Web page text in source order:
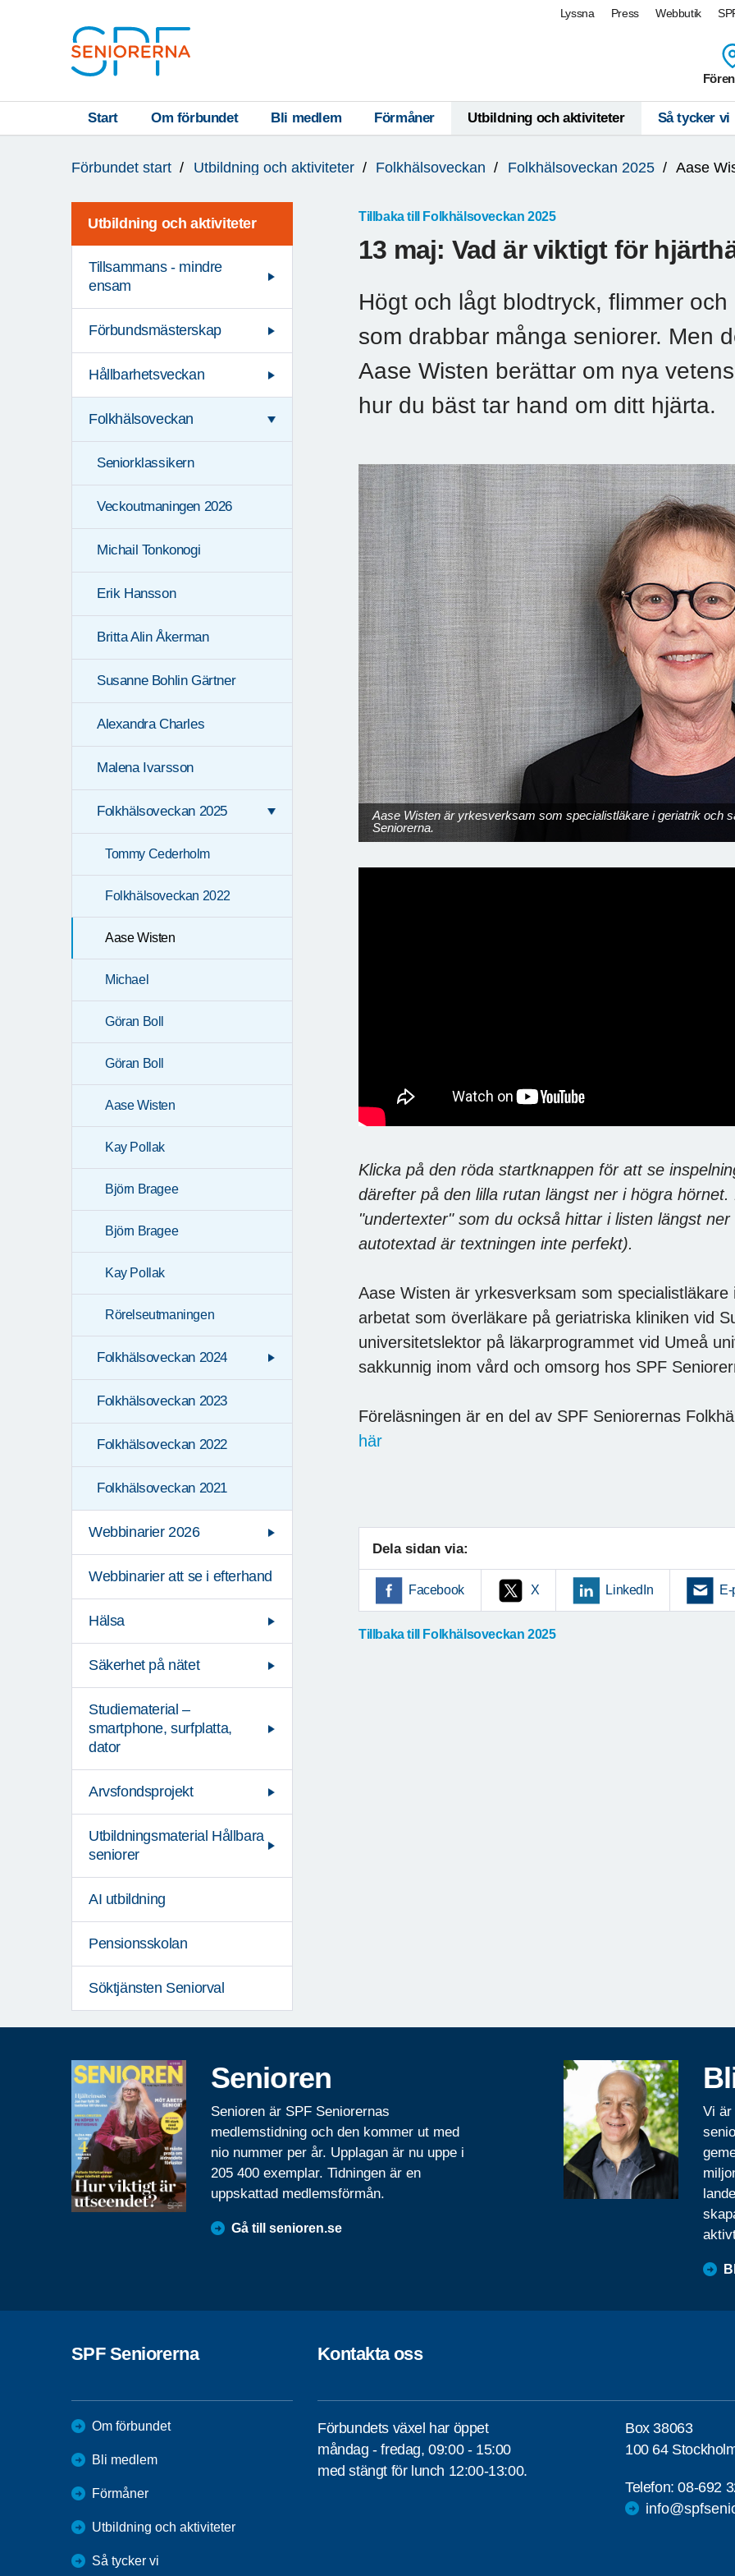
Lyssna Press Webbutik
Start Om förbundet Bli medlem Förmåner Utbildning och aktiviteter Så tycker vi
är
Förbundet start Utbildning och aktiviteter Folkhälsoveckan Folkhälsoveckan 2025 Aase
Utbildning och aktiviteter
Tillsammans - mindre
ensam
Förbundsmästerskap
Hållbarhetsveckan
Folkhälsoveckan
Seniorklassikern
Veckoutmaningen 2026
Michail Tonkonogi
Erik Hansson
Britta Alin Åkerman
Susanne Bohlin Gärtner
Alexandra Charles
Malena Ivarsson
Folkhälsoveckan 2025
Tommy Cederholm
Folkhälsoveckan 2022
Aase Wisten
Michael
Göran Boll
Göran Boll
Aase Wisten
Kay Pollak
Björn Bragee
Björn Bragee
Kay Pollak
Rörelseutmaningen
Folkhälsoveckan 2024
Folkhälsoveckan 2023
Folkhälsoveckan 2022
Folkhälsoveckan 2021
Webbinarier 2026
Webbinarier att se i efterhand
Hälsa
Säkerhet på nätet
Studiematerial –
smartphone, surfplatta,
dator
Arvsfondsprojekt
Utbildningsmaterial Hållbara
seniorer
AI utbildning
Pensionsskolan
Söktjänsten Seniorval
Tillbaka till Folkhälsoveckan 2025
13 maj: Vad är viktigt för
Högt och lågt blodtryck, flimmer
som drabbar många seniorer. Men
Aase Wisten berättar om nya
hur du bäst tar hand om ditt hjärta.
Aase Wisten är yrkesverksam som specialistläkare i geriatrik och
Seniorerna.
Klicka på den röda startknappen för att se
därefter på den lilla rutan längst ner i högra
"undertexter" som du också hittar i listen längst
autotextad är textningen inte perfekt).
Aase Wisten är yrkesverksam som
arbetat som överläkare på geriatriska kliniken vid
universitetslektor på läkarprogrammet vid Umeå
sakkunnig inom vård och omsorg hos SPF
Föreläsningen är en del av SPF Seniorernas
här
Dela sidan via:
Facebook X LinkedIn
Tillbaka till Folkhälsoveckan 2025
Senioren
Senioren är SPF Seniorernas
medlemstidning och den kommer ut med
nio nummer per år. Upplagan är nu uppe i
205 400 exemplar. Tidningen är en
uppskattad medlemsförmån.
Gå till senioren.se
Vi är
SPF Seniorerna
Om förbundet
Bli medlem
Förmåner
Utbildning och aktiviteter
Så tycker vi
Kontakta oss
Förbundets växel har öppet
måndag - fredag, 09:00 - 15:00
med stängt för lunch 12:00-13:00.
Box 38063
100 64
Telefon:08-692